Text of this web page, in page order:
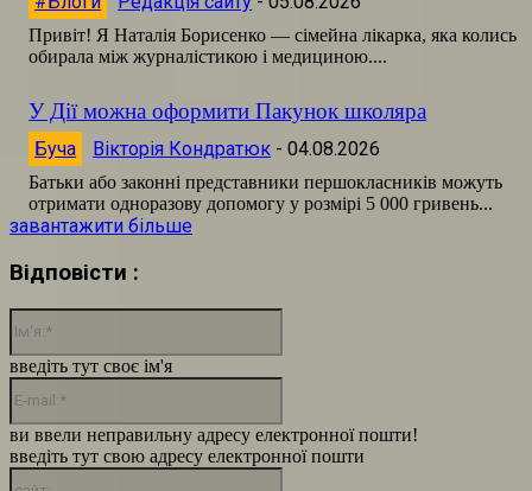
Привіт! Я Наталія Борисенко — сімейна лікарка, яка колись
обирала між журналістикою і медициною....
У Дії можна оформити Пакунок школяра
Буча Вікторія Кондратюк - 04.08.2026
Батьки або законні представники першокласників можуть
отримати одноразову допомогу у розмірі 5 000 гривень...
завантажити більше
Відповісти :
введіть тут своє ім'я
ви ввели неправильну адресу електронної пошти!
введіть тут свою адресу електронної пошти